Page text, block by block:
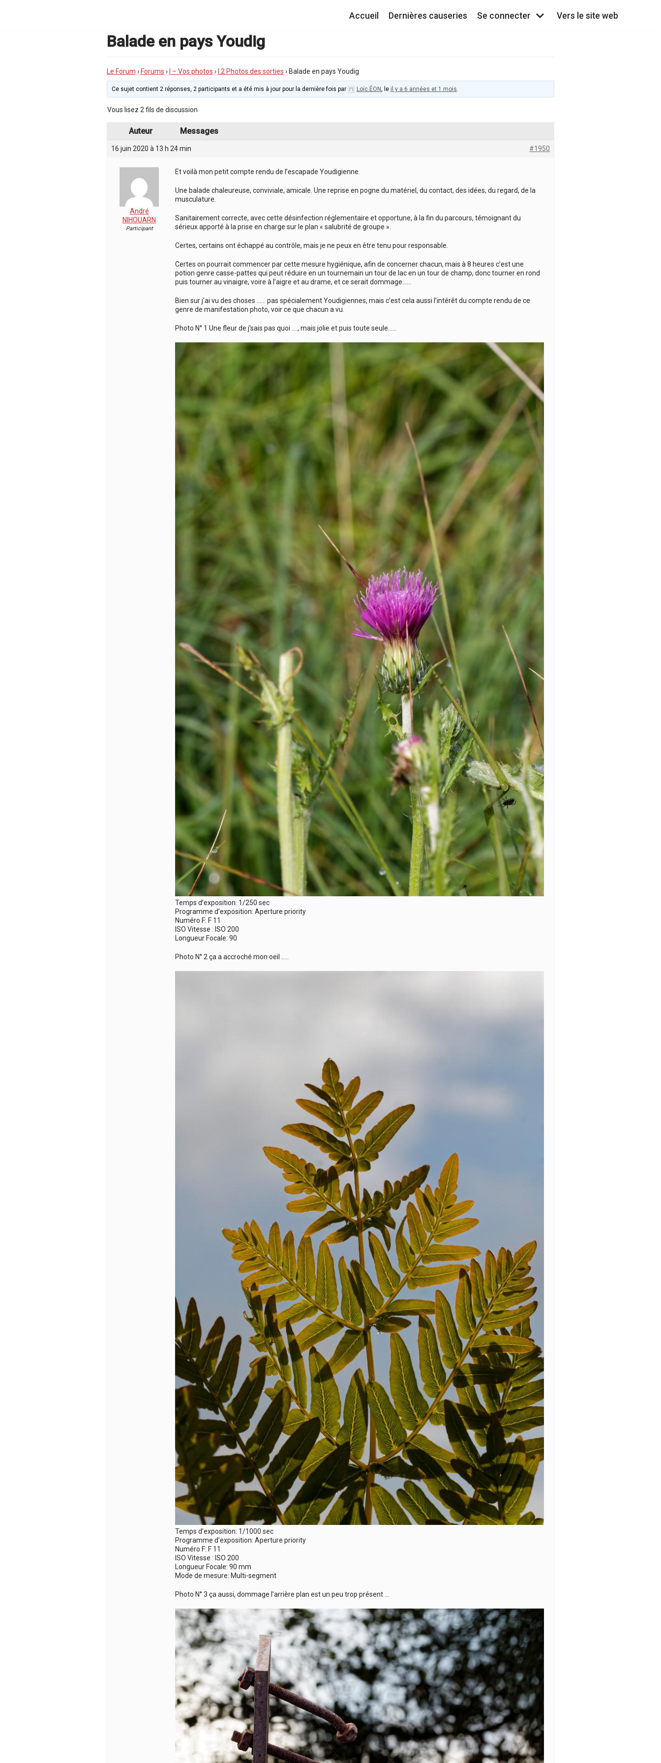
Accueil Dernières causeries Se connecter Vers le site web
Balade en pays Youdig
Le Forum › Forums › I – Vos photos › I.2 Photos des sorties › Balade en pays Youdig
Ce sujet contient 2 réponses, 2 participants et a été mis à jour pour la dernière fois par Loïc ÉON, le il y a 6 années et 1 mois.
Vous lisez 2 fils de discussion
Auteur Messages
16 juin 2020 à 13 h 24 min #1950
André
NIHOUARN
Participant
Et voilà mon petit compte rendu de l’escapade Youdigienne.
Une balade chaleureuse, conviviale, amicale. Une reprise en pogne du matériel, du contact, des idées, du regard, de la
musculature.
Sanitairement correcte, avec cette désinfection réglementaire et opportune, à la fin du parcours, témoignant du
sérieux apporté à la prise en charge sur le plan « salubrité de groupe ».
Certes, certains ont échappé au contrôle, mais je ne peux en être tenu pour responsable.
Certes on pourrait commencer par cette mesure hygiénique, afin de concerner chacun, mais à 8 heures c’est une
potion genre casse-pattes qui peut réduire en un tournemain un tour de lac en un tour de champ, donc tourner en rond
puis tourner au vinaigre, voire à l’aigre et au drame, et ce serait dommage……
Bien sur j’ai vu des choses …… pas spécialement Youdigiennes, mais c’est cela aussi l’intérêt du compte rendu de ce
genre de manifestation photo, voir ce que chacun a vu.
Photo N° 1 Une fleur de j’sais pas quoi …., mais jolie et puis toute seule……
Temps d’exposition: 1/250 sec
Programme d’exposition: Aperture priority
Numéro F: F 11
ISO Vitesse : ISO 200
Longueur Focale: 90
Photo N° 2 ça a accroché mon oeil …..
Temps d’exposition: 1/1000 sec
Programme d’exposition: Aperture priority
Numéro F: F 11
ISO Vitesse : ISO 200
Longueur Focale: 90 mm
Mode de mesure: Multi-segment
Photo N° 3 ça aussi, dommage l’arrière plan est un peu trop présent …